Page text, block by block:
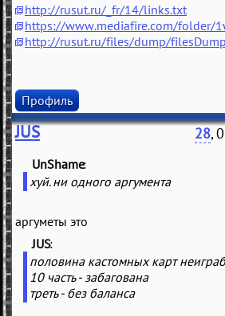
http://rusut.ru/_fr/14/links.txt
https://www.mediafire.com/folder/
http://rusut.ru/files/dump/
Профиль
JUS 28,
UnShame
хуй. ни одного аргумента
аргуметы это
(JUS
половина кастомных карт
10 часть - забагована
треть - без баланса